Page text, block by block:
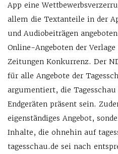
App eine
allem die Textanteile in der
und Audiobeiträgen
Online-Angeboten der
Zeitungen Konkurrenz. Der
für alle Angebote der
argumentiert, die
Endgeräten präsent sein.
eigenständiges Angebot,
Inhalte, die ohnehin auf
tagesschau.de sei nach